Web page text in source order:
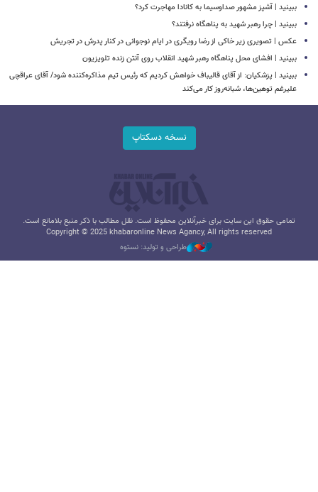
ببینید | آشپز مشهور صداوسیما به کانادا مهاجرت کرد؟
ببینید | چرا رهبر شهید به پناهگاه نرفتند؟
عکس | تصویری زیر خاکی از رضا رویگری در ایام نوجوانی در کنار پدرش در تجریش
ببینید | افشای محل پناهگاه‌ رهبر شهید انقلاب روی آنتن زنده تلویزیون
ببینید | پزشکیان: از آقای قالیباف خواهش کردیم که رئیس تیم مذاکره‌کننده شود/ آقای عراقچی
علیرغم توهین‌ها، شبانه‌روز کار می‌کند
نسخه دسکتاپ
تمامی حقوق این سایت برای خبرآنلاین محفوظ است. نقل مطالب با ذکر منبع بلامانع است.
Copyright © 2025 khabaronline News Agancy, All rights reserved
طراحی و تولید: نستوه